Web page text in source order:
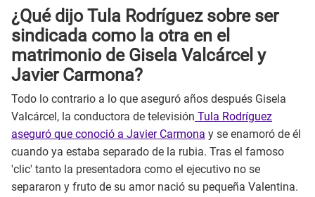
¿Qué dijo Tula Rodríguez sobre ser
sindicada como la otra en el
matrimonio de Gisela Valcárcel y
Javier Carmona?
Todo lo contrario a lo que aseguró años después Gisela
Valcárcel, la conductora de televisión Tula Rodríguez
aseguró que conoció a Javier Carmona y se enamoró de él
cuando ya estaba separado de la rubia. Tras el famoso
'clic' tanto la presentadora como el ejecutivo no se
separaron y fruto de su amor nació su pequeña Valentina.